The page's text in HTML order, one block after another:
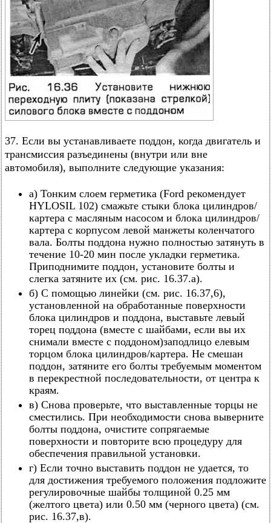
37. Если вы устанавливаете поддон, когда двигатель и
трансмиссия разъединены (внутри или вне
автомобиля), выполните следующие указания:
а) Тонким слоем герметика (Ford рекомендует
HYLOSIL 102) смажьте стыки блока цилиндров/
картера с масляным насосом и блока цилиндров/
картера с корпусом левой манжеты коленчатого
вала. Болты поддона нужно полностью затянуть в
течение 10-20 мин после укладки герметика.
Приподнимите поддон, установите болты и
слегка затяните их (см. рис. 16.37.а).
б) С помощью линейки (см. рис. 16.37,6),
установленной на обработанные поверхности
блока цилиндров и поддона, выставьте левый
торец поддона (вместе с шайбами, если вы их
снимали вместе с поддоном)заподлицо елевым
торцом блока цилиндров/картера. Не смешан
поддон, затяните его болты требуемым моментом
в перекрестной последовательности, от центра к
краям.
в) Снова проверьте, что выставленные торцы не
сместились. При необходимости снова выверните
болты поддона, очистите сопрягаемые
поверхности и повторите всю процедуру для
обеспечения правильной установки.
г) Если точно выставить поддон не удается, то
для достижения требуемого положения подложите
регулировочные шайбы толщиной 0.25 мм
(желтого цвета) или 0.50 мм (черного цвета) (см.
рис. 16.37,в).